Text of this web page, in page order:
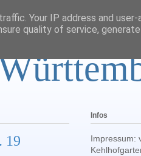
19
Infos
Impressum:
Your IP address and user-
quality of service,